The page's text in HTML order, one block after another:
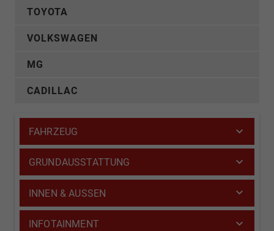
TOYOTA
VOLKSWAGEN
MG
CADILLAC
FAHRZEUG
GRUNDAUSSTATTUNG
INNEN & AUSSEN
INFOTAINMENT